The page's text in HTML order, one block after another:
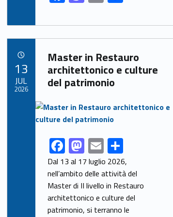
ac
e
b
o
o
k
as
to
d
o
n
m
ai
l
ar
e
Link identifier archive #link-archive-84586
Master in Restauro
architettonico e culture
del patrimonio
Link identifier archive #link-archive-thumb-soap-42473
Link identifier share facebook archive #share-link-archive-63279F
ac
e
b
o
M
as
to
d
o
E
m
ai
l
h
ar
e
Dal 13 al 17 luglio 2026,
nell’ambito delle attività del
Master di II livello in Restauro
architettonico e culture del
patrimonio, si terranno le
13
JUL
2026